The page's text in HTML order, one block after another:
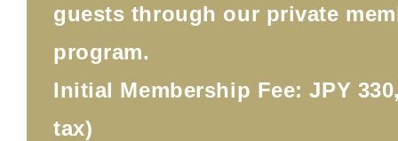
guests through our private
program.
Initial Membership Fee: JPY
tax)